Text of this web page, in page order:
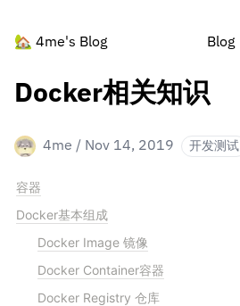
🏡 4me's Blog Blog
Docker相关知识
4me / Nov 14, 2019 开发测试
容器
Docker基本组成
Docker Image 镜像
Docker Container容器
Docker Registry 仓库